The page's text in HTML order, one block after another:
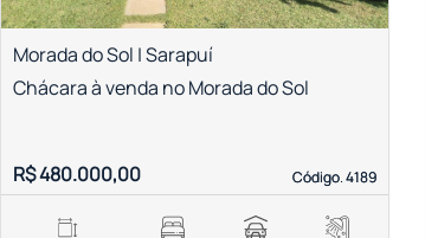
Morada do Sol | Sarapuí
Código. 4189
Código. 4189
Chácara à venda no Morada do Sol
R$ 480.000,00